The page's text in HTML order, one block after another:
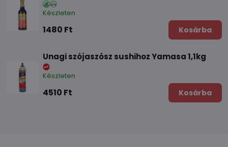
Készleten
1480 Ft Kosárba
Unagi szójaszósz sushihoz Yamasa 1,1kg
Készleten
4510 Ft Kosárba